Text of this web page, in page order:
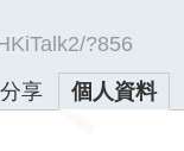
?856
分享 個人資料